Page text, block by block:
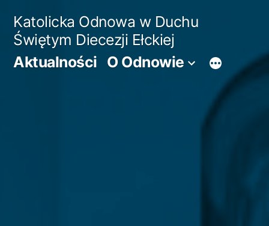
treści
Katolicka Odnowa w Duchu
Świętym Diecezji Ełckiej
Aktualności O Odnowie